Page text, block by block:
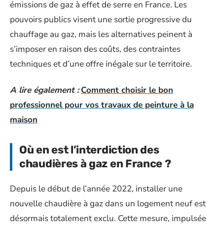
émissions de gaz à effet de serre en France. Les
pouvoirs publics visent une sortie progressive du
chauffage au gaz, mais les alternatives peinent à
s’imposer en raison des coûts, des contraintes
techniques et d’une offre inégale sur le territoire.
A lire également : Comment choisir le bon
professionnel pour vos travaux de peinture à la
maison
Où en est l’interdiction des
chaudières à gaz en France ?
Depuis le début de l’année 2022, installer une
nouvelle chaudière à gaz dans un logement neuf est
désormais totalement exclu. Cette mesure, impulsée